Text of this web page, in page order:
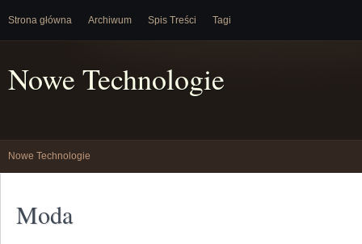
Strona główna Archiwum Spis Treści Tagi
Nowe Technologie
Nowe Technologie
Moda